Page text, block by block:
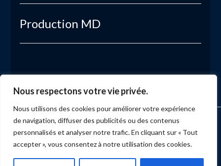
Nous respectons votre vie privée.
Nous utilisons des cookies pour améliorer votre expérience
de navigation, diffuser des publicités ou des contenus
personnalisés et analyser notre trafic. En cliquant sur « Tout
accepter », vous consentez à notre utilisation des cookies.
Production MD
ACCUEIL MARKETING PRODUCTION
ÉVÉNEMENTS
SERVICES
NUMÉRISATION
Facebook
X LinkedIn
YouTube
Instagram